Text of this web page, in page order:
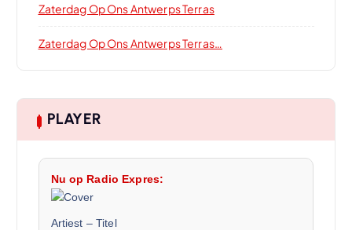
Zaterdag Op Ons Antwerps Terras
Zaterdag Op Ons Antwerps Terras…
PLAYER
Nu op Radio Expres:
Artiest – Titel